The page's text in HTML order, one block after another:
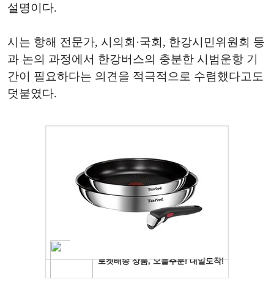
설명이다.
시는 항해 전문가, 시의회·국회, 한강시민위원회 등
과 논의 과정에서 한강버스의 충분한 시범운항 기
간이 필요하다는 의견을 적극적으로 수렴했다고도
덧붙였다.